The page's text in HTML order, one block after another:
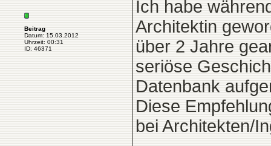
Beitrag
Datum: 15.03.2012
Uhrzeit: 00:31
ID: 46371
Ich habe
Architektin
über 2 Jahre
seriöse
Datenbank
Diese
bei Architekten/